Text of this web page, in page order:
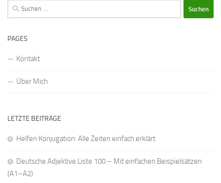
Suchen
nach:
PAGES
Kontakt
Über Mich
LETZTE BEITRÄGE
Helfen Konjugation: Alle Zeiten einfach erklärt
Deutsche Adjektive Liste 100 – Mit einfachen Beispielsätzen
(A1–A2)